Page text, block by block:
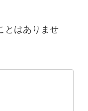
とはありませ